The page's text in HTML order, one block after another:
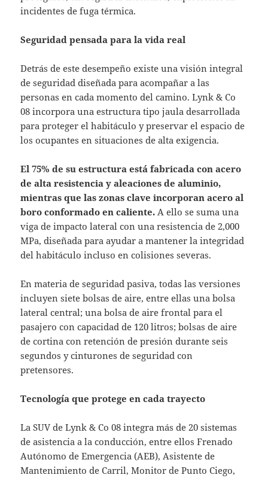
incidentes de fuga térmica.
Seguridad pensada para la vida real
Detrás de este desempeño existe una visión integral
de seguridad diseñada para acompañar a las
personas en cada momento del camino. Lynk & Co
08 incorpora una estructura tipo jaula desarrollada
para proteger el habitáculo y preservar el espacio de
los ocupantes en situaciones de alta exigencia.
El 75% de su estructura está fabricada con acero
de alta resistencia y aleaciones de aluminio,
mientras que las zonas clave incorporan acero al
boro conformado en caliente. A ello se suma una
viga de impacto lateral con una resistencia de 2,000
MPa, diseñada para ayudar a mantener la integridad
del habitáculo incluso en colisiones severas.
En materia de seguridad pasiva, todas las versiones
incluyen siete bolsas de aire, entre ellas una bolsa
lateral central; una bolsa de aire frontal para el
pasajero con capacidad de 120 litros; bolsas de aire
de cortina con retención de presión durante seis
segundos y cinturones de seguridad con
pretensores.
Tecnología que protege en cada trayecto
La SUV de Lynk & Co 08 integra más de 20 sistemas
de asistencia a la conducción, entre ellos Frenado
Autónomo de Emergencia (AEB), Asistente de
Mantenimiento de Carril, Monitor de Punto Ciego,